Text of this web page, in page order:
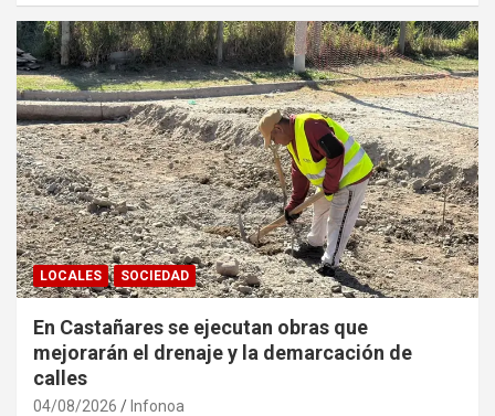
LOCALES SOCIEDAD
En Castañares se ejecutan obras que
mejorarán el drenaje y la demarcación de
calles
04/08/2026 Infonoa